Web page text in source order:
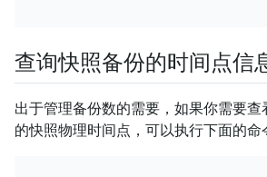
查询快照备份的时间点信
出于管理备份数的需要，如果你需要
的快照物理时间点，可以执行下面的命